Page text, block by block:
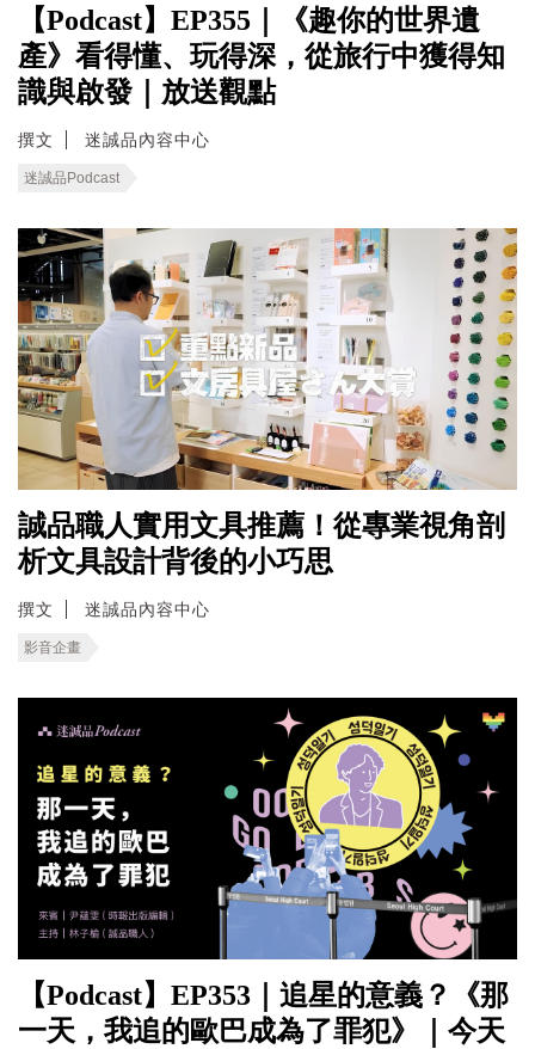
【Podcast】EP355｜《趣你的世界遺
產》看得懂、玩得深，從旅行中獲得知
識與啟發｜放送觀點
撰文 迷誠品內容中心
迷誠品Podcast
誠品職人實用文具推薦！從專業視角剖
析文具設計背後的小巧思
撰文 迷誠品內容中心
影音企畫
【Podcast】EP353｜追星的意義？《那
一天，我追的歐巴成為了罪犯》｜今天